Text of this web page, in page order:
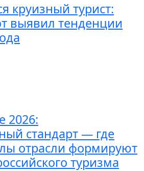
круизный турист:
выявил тенденции
2026:
стандарт — где
отрасли формируют
туризма